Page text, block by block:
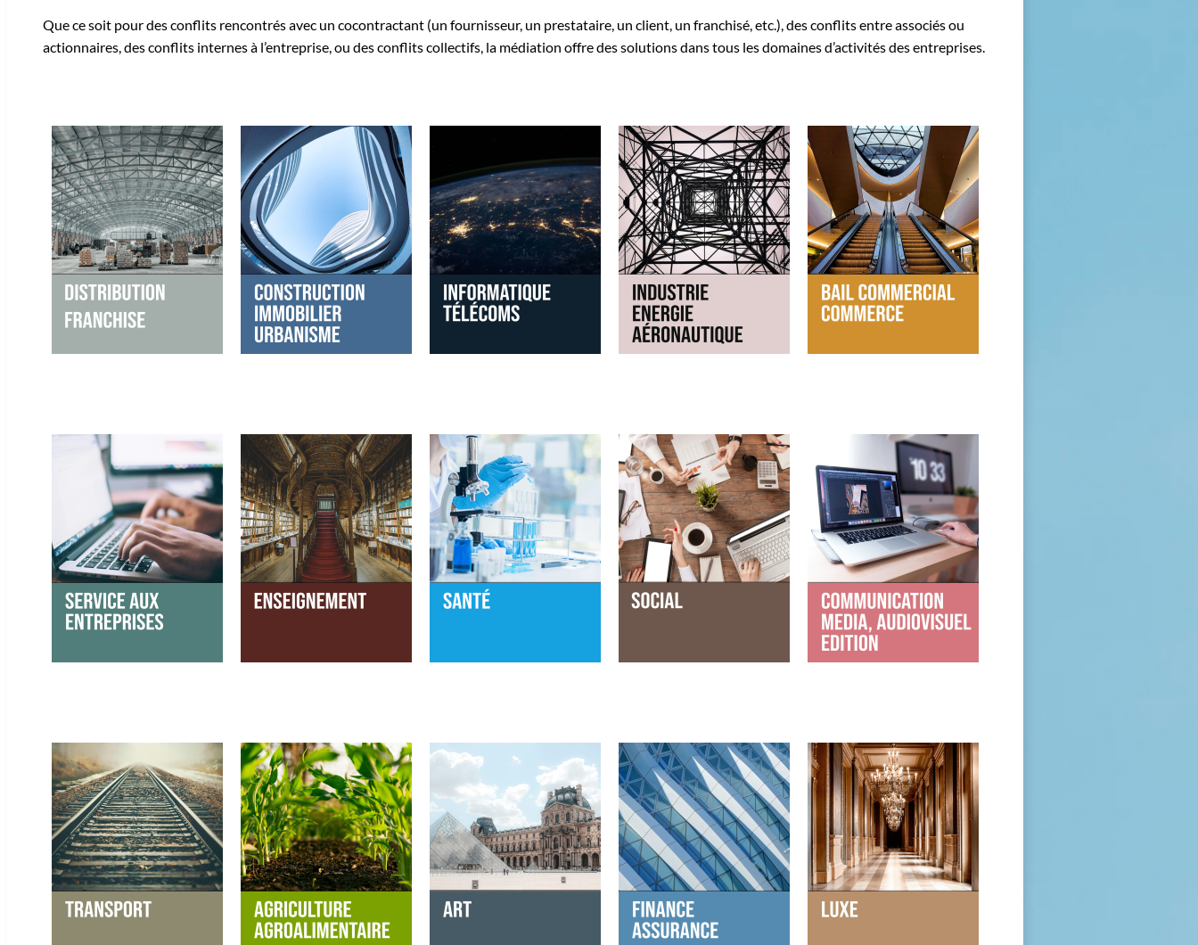
Que ce soit pour des conflits rencontrés avec un cocontractant (un fournisseur, un prestataire, un client, un franchisé, etc.), des conflits entre associés ou
actionnaires, des conflits internes à l’entreprise, ou des conflits collectifs, la médiation offre des solutions dans tous les domaines d’activités des entreprises.